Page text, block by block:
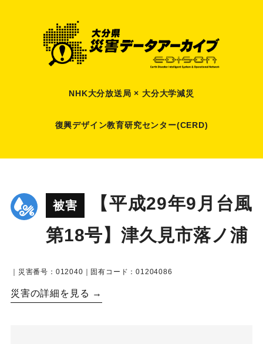
NHK大分放送局 × 大分大学減災
復興デザイン教育研究センター(CERD)
被害
【平成29年9月台風
第18号】津久見市落ノ浦
｜災害番号：012040｜固有コード：01204086
災害の詳細を見る →